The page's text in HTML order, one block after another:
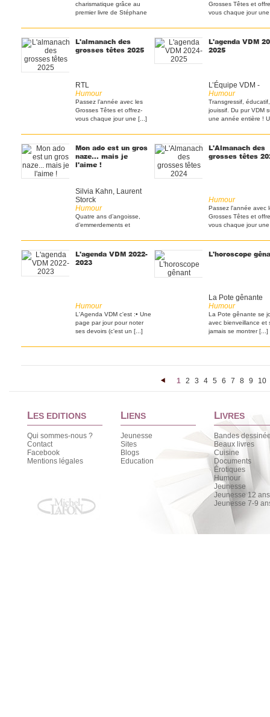
charismatique grâce au
premier livre de Stéphane
Grosses Têtes et
vous chaque jour
L'almanach des
grosses têtes 2025
RTL
Humour
Passez l’année avec les
Grosses Têtes et offrez-
vous chaque jour une [...]
L'agenda VDM
2025
L’Équipe VDM -
Humour
Transgressif, éducatif,
jouissif. Du pur VDM
une année entière !
Mon ado est un gros
naze... mais je
l'aime !
Silvia Kahn, Laurent
Storck
Humour
Quatre ans d’angoisse,
d’emmerdements et
parents [...]
L'Almanach des
grosses têtes
Humour
Passez l'­année avec
Grosses Têtes et
vous chaque jour
L'agenda VDM 2022-
2023
Humour
L'Agenda VDM c'est :• Une
page par jour pour noter
ses devoirs (c'est un [...]
L'horoscope
La Pote gênante
Humour
La Pote gênante se
avec bienveillance et
jamais se montrer [...]
1 2 3 4 5 6 7 8 9 10
LES EDITIONS
Qui sommes-nous ?
Contact
Facebook
Mentions légales
LIENS
Jeunesse
Sites
Blogs
Education
LIVRES
Bandes
Beaux livres
Cuisine
Documents
Érotiques
Humour
Jeunesse
Jeunesse 12
Jeunesse 7-9